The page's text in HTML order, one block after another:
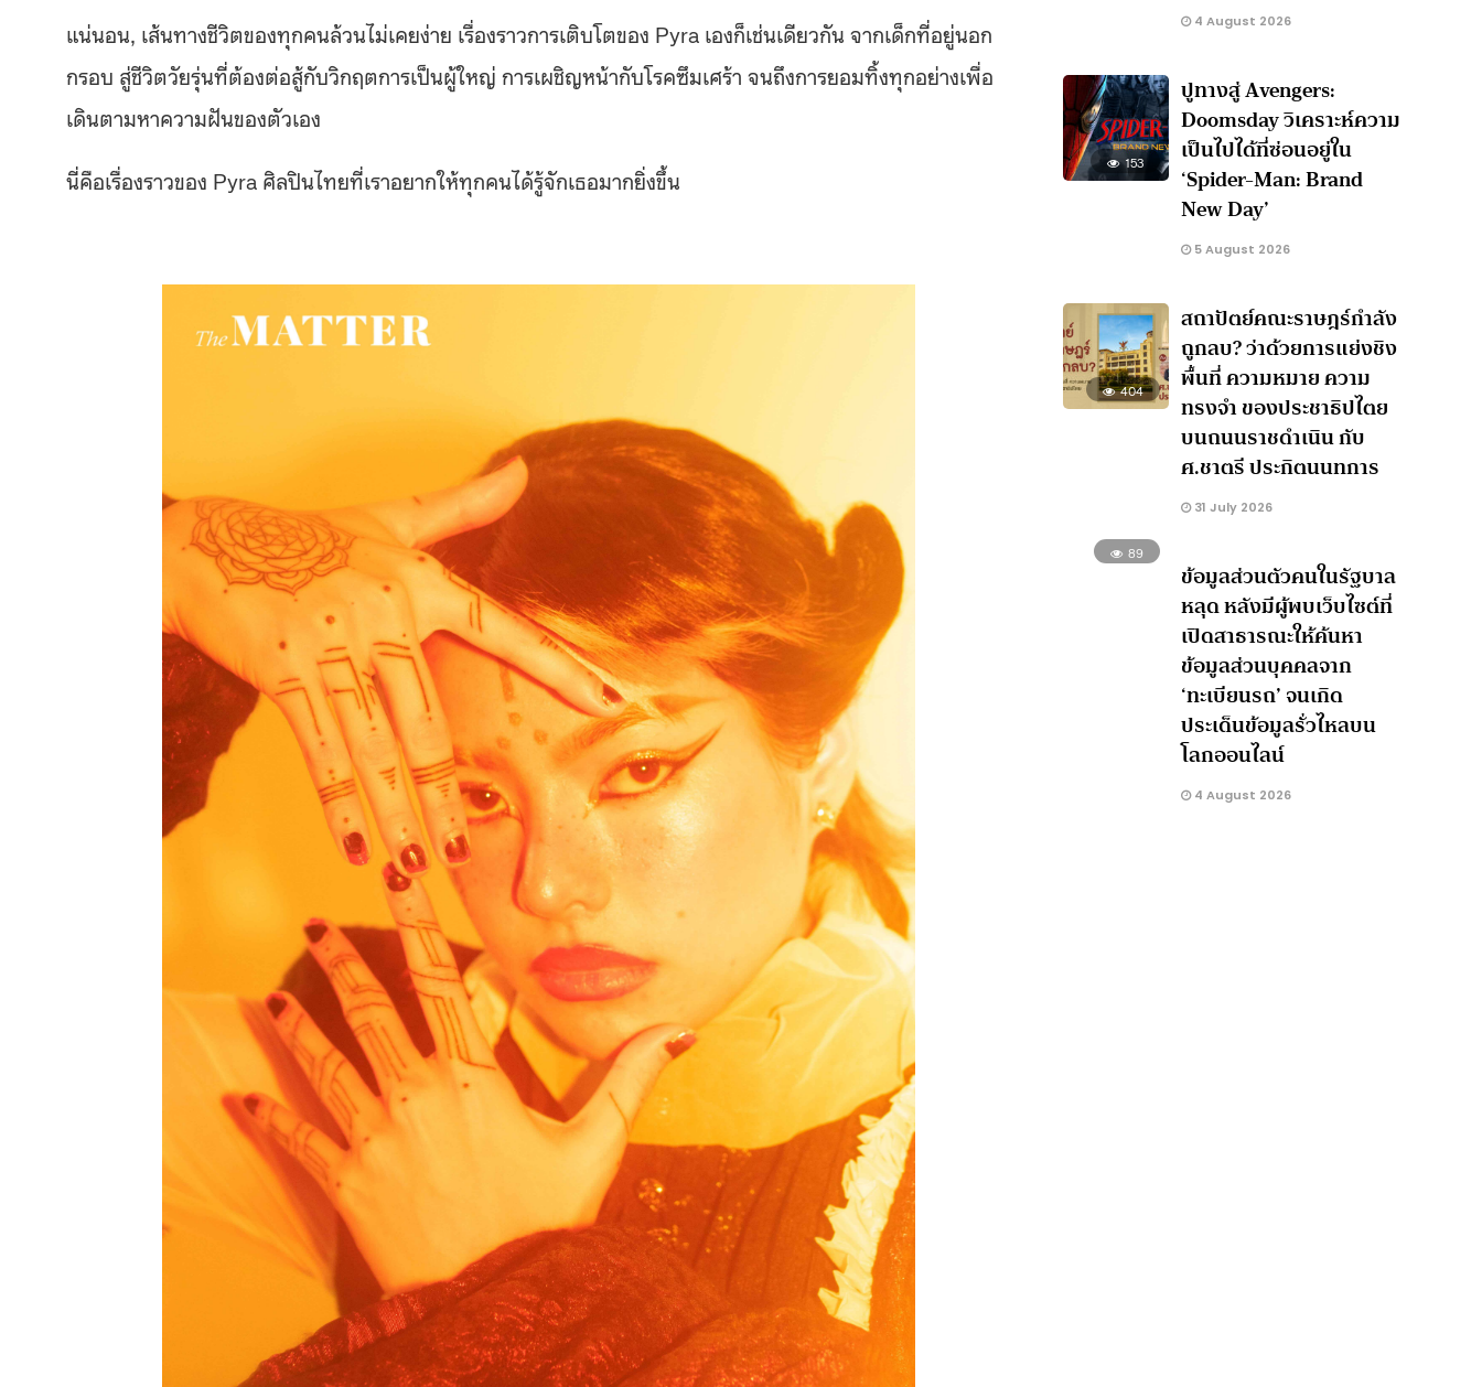
แน่นอน, เส้นทางชีวิตของทุกคนล้วนไม่เคยง่าย เรื่องราวการเติบโตของ Pyra เองก็เช่นเดียวกัน จากเด็กที่อยู่นอก
กรอบ สู่ชีวิตวัยรุ่นที่ต้องต่อสู้กับวิกฤตการเป็นผู้ใหญ่ การเผชิญหน้ากับโรคซึมเศร้า จนถึงการยอมทิ้งทุกอย่างเพื่อ
เดินตามหาความฝันของตัวเอง
นี่คือเรื่องราวของ Pyra ศิลปินไทยที่เราอยากให้ทุกคนได้รู้จักเธอมากยิ่งขึ้น
4 August 2026
153
ปูทางสู่ Avengers:
Doomsday วิเคราะห์ความ
เป็นไปได้ที่ซ่อนอยู่ใน
‘Spider-Man: Brand
New Day’
5 August 2026
404
สถาปัตย์คณะราษฎร์กำลัง
ถูกลบ? ว่าด้วยการแย่งชิง
พื้นที่ ความหมาย ความ
ทรงจำ ของประชาธิปไตย
บนถนนราชดำเนิน กับ
ศ.ชาตรี ประกิตนนทการ
31 July 2026
89
ข้อมูลส่วนตัวคนในรัฐบาล
หลุด หลังมีผู้พบเว็บไซต์ที่
เปิดสาธารณะให้ค้นหา
ข้อมูลส่วนบุคคลจาก
‘ทะเบียนรถ’ จนเกิด
ประเด็นข้อมูลรั่วไหลบน
โลกออนไลน์
4 August 2026